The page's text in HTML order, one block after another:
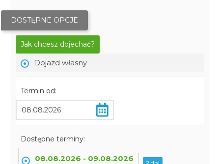
DOSTĘPNE OPCJE
Jak chcesz dojechać?
Dojazd własny
Termin od:
Dostępne terminy:
08.08.2026 - 09.08.2026